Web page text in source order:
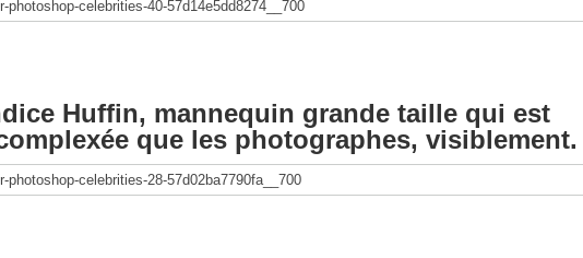
Huffin, mannequin grande taille qui est
que les photographes, visiblement.